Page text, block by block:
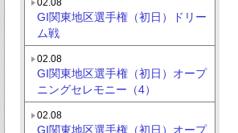
GI関東地区選手権（初日）ドリー
ム戦
02.08
GI関東地区選手権（初日）オープ
ニングセレモニー（4）
02.08
GI関東地区選手権（初日）オープ